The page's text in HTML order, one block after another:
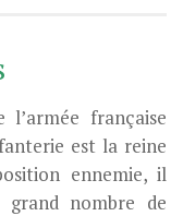
l’armée française
est la reine
ennemie, il
grand nombre de